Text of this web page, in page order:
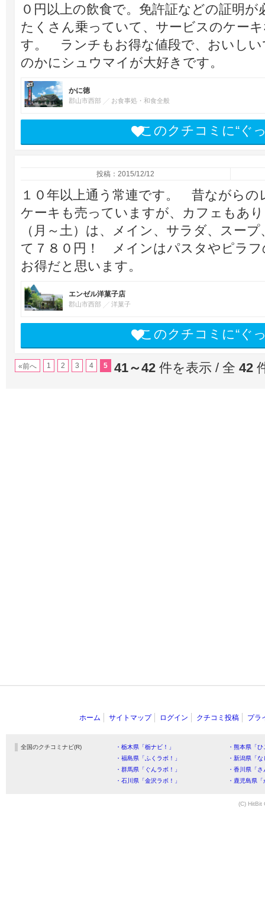
０円以上の飲食で。免許証などの証明
たくさん乗っていて、サービスのケー
す。 ランチもお得な値段で、おいし
のかにシュウマイが大好きです。
かに徳
郡山市西部 お食事処・和食全般
このクチコミに“ぐ
投稿：2015/12/12
１０年以上通う常連です。 昔ながらの
ケーキも売っていますが、カフェもあ
（月～土）は、メイン、サラダ、スー
て７８０円！ メインはパスタやピラ
お得だと思います。
エンゼル洋菓子店
郡山市西部 洋菓子
このクチコミに“ぐ
«前へ 1 2 3 4 5 41～42 件を表示 / 全 42
ホーム サイトマップ ログイン クチコミ投稿 プラ
全国のクチコミナビ(R) ・栃木県「栃ナビ！」
・熊本県「
・福島県「ふくラボ！」
・新潟県「
・群馬県「ぐんラボ！」
・香川県「
・石川県「金沢ラボ！」
・鹿児島県
(C) HitBit